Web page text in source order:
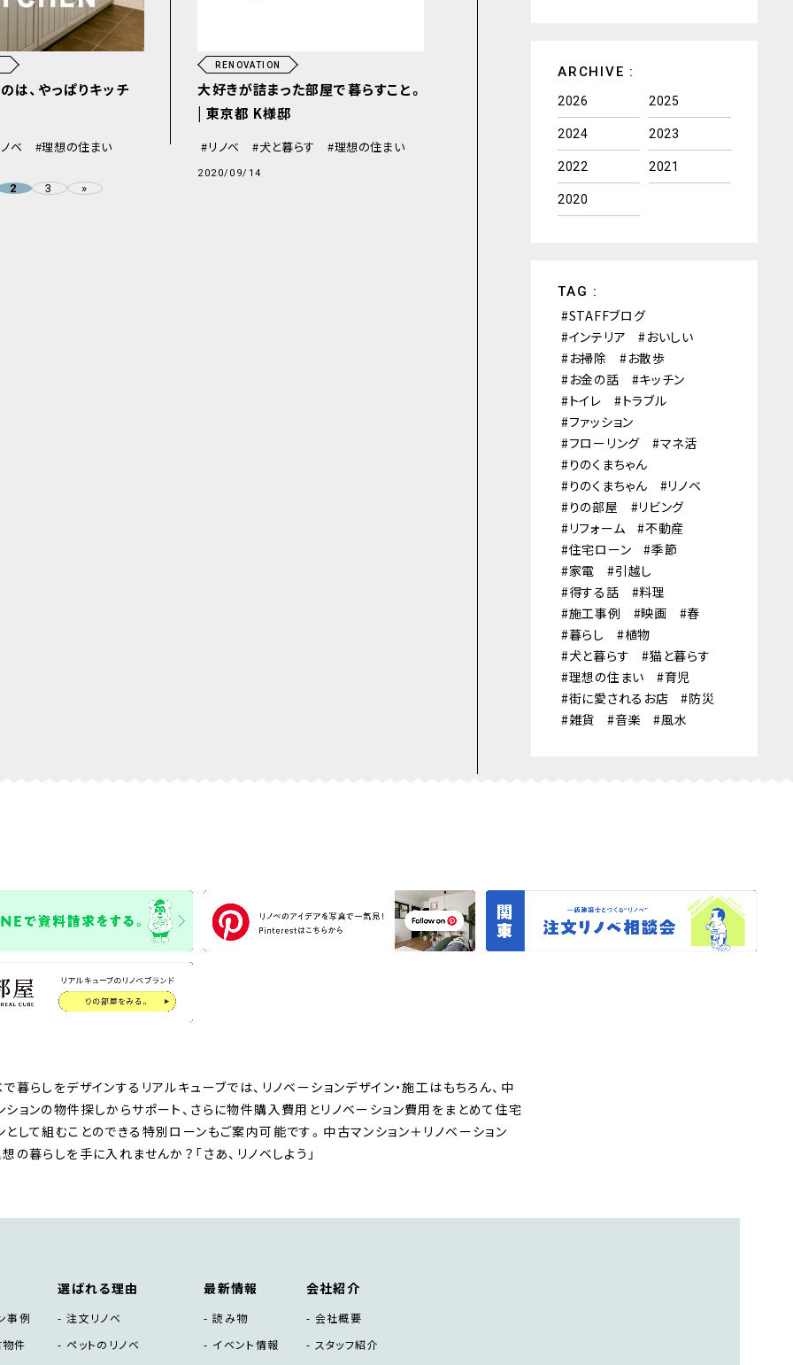
は、やっぱりキッチ
ベ 理想の住まい
RENOVATION
大好きが詰まった部屋で暮らすこと。
| 東京都 K様邸
リノベ 犬と暮らす 理想の住まい
2020/09/14
2 3 »
ARCHIVE :
2026 2025
2024 2023
2022 2021
2020
TAG :
STAFFブログ
インテリア
おいしい
お掃除
お散歩
お金の話
キッチン
トイレ
トラブル
ファッション
フローリング
マネ活
りのくまちゃん
りのくまちゃん
リノベ
りの部屋
リビング
リフォーム
不動産
住宅ローン
季節
家電
引越し
得する話
料理
施工事例
映画
春
暮らし
植物
犬と暮らす
猫と暮らす
理想の住まい
育児
街に愛されるお店
防災
雑貨
音楽 風水
で暮らしをデザインするリアルキューブでは、リノベーションデザイン・施工はもちろん、中
ションの物件探しからサポート、さらに物件購入費用とリノベーション費用をまとめて住宅
として組むことのできる特別ローンもご案内可能です。中古マンション＋リノベーション
想の暮らしを手に入れませんか？「さあ、リノベしよう」
事例
件
選ばれる理由
注文リノベ
ペットのリノベ
最新情報
読み物
イベント情報
会社紹介
会社概要
スタッフ紹介